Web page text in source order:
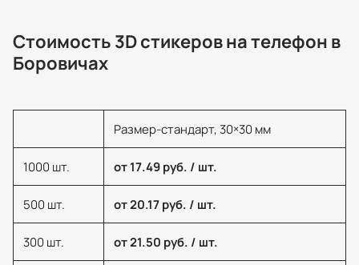
Стоимость 3D стикеров на телефон в
Боровичах
Размер-стандарт, 30×30 мм
1000 шт. от 17.49 руб. / шт.
500 шт. от 20.17 руб. / шт.
300 шт. от 21.50 руб. / шт.